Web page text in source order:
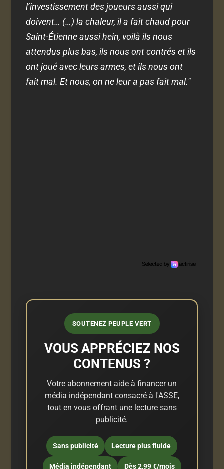
l’investissement des joueurs aussi qui
doivent… (…) la chaleur, il a fait chaud pour
Saint-Étienne aussi hein, voilà ils nous
attendus plus bas, ils nous ont contrés et ils
ont joué avec leurs armes, et ils nous ont
fait mal. Et nous, on ne leur a pas fait mal."
SOUTENEZ PEUPLE VERT
VOUS APPRÉCIEZ NOS
CONTENUS ?
Votre abonnement aide à financer un
média indépendant consacré à l'ASSE,
tout en vous offrant une lecture sans
publicité.
Sans publicité Lecture plus fluide
Média indépendant Dès 2,99 €/mois